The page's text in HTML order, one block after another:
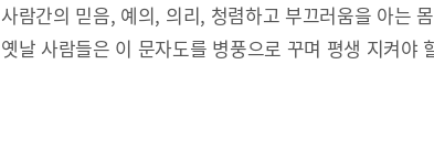
사람간의 믿음, 예의, 의리, 청렴하고 부끄러움을 아는
옛날 사람들은 이 문자도를 병풍으로 꾸며 평생 지켜야